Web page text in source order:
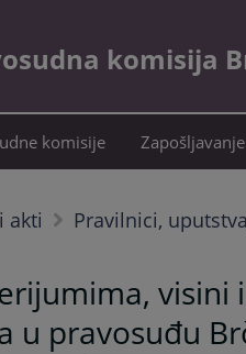
komisija
komisije Zapošljavanje
akti Pravilnici,
visini
u pravosuđu